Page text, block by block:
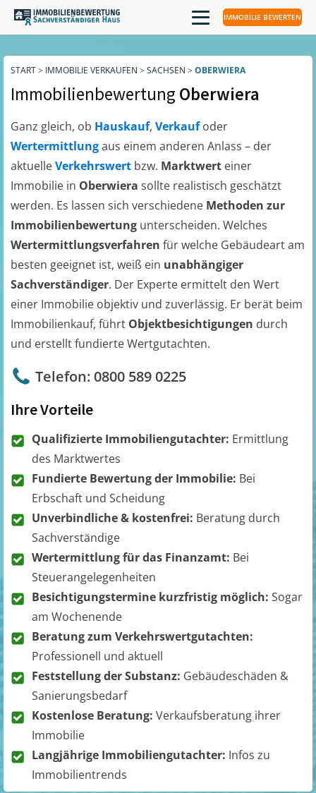
IMMOBILIE BEWERTEN
START> IMMOBILIE VERKAUFEN > SACHSEN > OBERWIERA
ImmobilienbewertungOberwiera
Ganz gleich, ob Hauskauf, Verkaufoder
Wertermittlungaus einem anderen Anlass – der
aktuelleVerkehrswert bzw. Marktwert einer
Immobilie in Oberwiera sollte realistisch geschätzt
werden. Es lassen sich verschiedene Methoden zur
Immobilienbewertung unterscheiden. Welches
Wertermittlungsverfahren für welche Gebäudeart am
besten geeignet ist, weiß ein unabhängiger
Sachverständiger. Der Experte ermittelt den Wert
einer Immobilie objektiv und zuverlässig. Er berät beim
Immobilienkauf, führt Objektbesichtigungen durch
und erstellt fundierte Wertgutachten.
Telefon: 0800 589 0225
Ihre Vorteile
Qualifizierte Immobiliengutachter: Ermittlung
des Marktwertes
Fundierte Bewertung der Immobilie: Bei
Erbschaft und Scheidung
Unverbindliche & kostenfrei: Beratung durch
Sachverständige
Wertermittlung für das Finanzamt: Bei
Steuerangelegenheiten
Besichtigungstermine kurzfristig möglich: Sogar
am Wochenende
Beratung zum Verkehrswertgutachten:
Professionell und aktuell
Feststellung der Substanz: Gebäudeschäden &
Sanierungsbedarf
Kostenlose Beratung: Verkaufsberatung ihrer
Immobilie
Langjährige Immobiliengutachter: Infos zu
Immobilientrends